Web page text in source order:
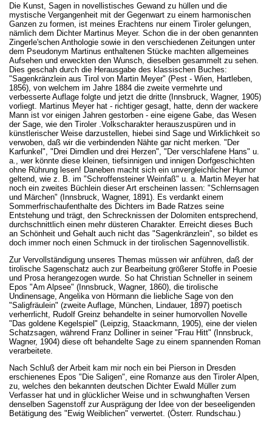
Die Kunst, Sagen in novellistisches Gewand zu hüllen und die
mystische Vergangenheit mit der Gegenwart zu einem harmonischen
Ganzen zu formen, ist meines Erachtens nur einem Tiroler gelungen,
nämlich dem Dichter Martinus Meyer. Schon die in der oben genannten
Zingerle'schen Anthologie sowie in den verschiedenen Zeitungen unter
dem Pseudonym Martinus enthaltenen Stücke machten allgemeines
Aufsehen und erweckten den Wunsch, dieselben gesammelt zu sehen.
Dies geschah durch die Herausgabe des klassischen Buches:
"Sagenkränzlein aus Tirol von Martin Meyer" (Pest - Wien, Hartleben,
1856), von welchem im Jahre 1884 die zweite vermehrte und
verbesserte Auflage folgte und jetzt die dritte (Innsbruck, Wagner, 1905)
vorliegt. Martinus Meyer hat - richtiger gesagt, hatte, denn der wackere
Mann ist vor einigen Jahren gestorben - eine eigene Gabe, das Wesen
der Sage, wie den Tiroler .Volkscharakter herauszuspüren und in
künstlerischer Weise darzustellen, hiebei sind Sage und Wirklichkeit so
verwoben, daß wir die verbindenden Nähte gar nicht merken. "Der
Karfunkel", "Drei Dirndlen und drei Herzen", "Der verschlafene Hans" u.
a., wer könnte diese kleinen, tiefsinnigen und innigen Dorfgeschichten
ohne Rührung lesen! Daneben macht sich ein unvergleichlicher Humor
geltend, wie z. B. im "Schroffensteiner Weinfaß" u. a. Martin Meyer hat
noch ein zweites Büchlein dieser Art erscheinen lassen: "Schlernsagen
und Märchen" (Innsbruck, Wagner, 1891). Es verdankt einem
Sommerfrischaufenthalte des Dichters im Bade Ratzes seine
Entstehung und trägt, den Schrecknissen der Dolomiten entsprechend,
durchschnittlich einen mehr düsteren Charakter. Erreicht dieses Buch
an Schönheit und Gehalt auch nicht das "Sagenkränzlein", so bildet es
doch immer noch einen Schmuck in der tirolischen Sagennovellistik.
Zur Vervollständigung unseres Themas müssen wir anführen, daß der
tirolische Sagenschatz auch zur Bearbeitung größerer Stoffe in Poesie
und Prosa herangezogen wurde. So hat Christian Schneller in seinem
Epos "Am Alpsee" (Innsbruck, Wagner, 1860), die tirolische
Undinensage, Angelika von Hörmann die liebliche Sage von den
"Saligfräulein" (zweite Auflage, München, Lindauer, 1897) poetisch
verherrlicht, Rudolf Greinz behandelte in seiner humorvollen Novelle
"Das goldene Kegelspiel" (Leipzig, Staackmann, 1905), eine der vielen
Schatzsagen, während Franz Dolliner in seiner "Frau Hitt" (Innsbruck,
Wagner, 1904) diese oft behandelte Sage zu einem spannenden Roman
verarbeitete.
Nach Schluß der Arbeit kam mir noch ein bei Pierson in Dresden
erschienenes Epos "Die Saligen", eine Romanze aus den Tiroler Alpen,
zu, welches den bekannten deutschen Dichter Ewald Müller zum
Verfasser hat und in glücklicher Weise und in schwunghaften Versen
denselben Sagenstoff zur Ausprägung der Idee von der beseeligenden
Betätigung des "Ewig Weiblichen" verwertet. (Österr. Rundschau.)